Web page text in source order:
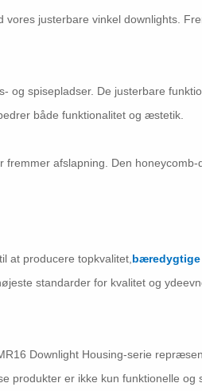
justerbare vinkel downlights.
og spisepladser. De justerbare
både funktionalitet og æstetik.
afslapning. Den
at producere topkvalitet,
standarder for kvalitet og
Downlight Housing-serie
produkter er ikke kun funktionelle og